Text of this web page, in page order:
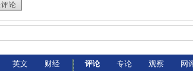
论
英文 财经 评论 专论 观察 网